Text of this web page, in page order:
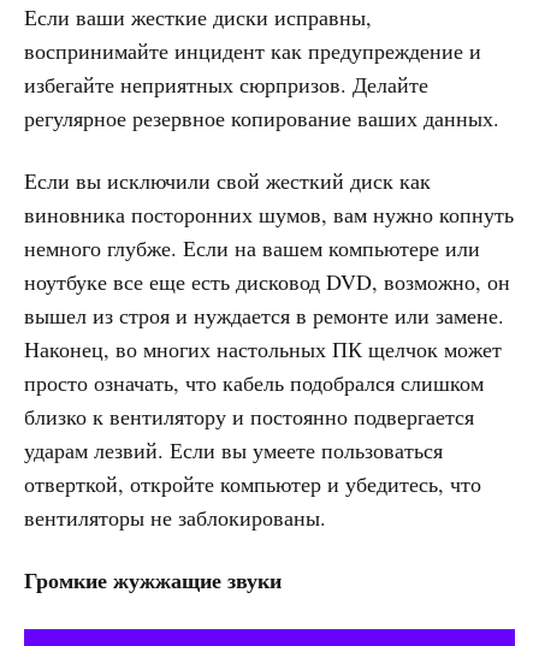
Если ваши жесткие диски исправны,
воспринимайте инцидент как предупреждение и
избегайте неприятных сюрпризов. Делайте
регулярное резервное копирование ваших данных.
Если вы исключили свой жесткий диск как
виновника посторонних шумов, вам нужно копнуть
немного глубже. Если на вашем компьютере или
ноутбуке все еще есть дисковод DVD, возможно, он
вышел из строя и нуждается в ремонте или замене.
Наконец, во многих настольных ПК щелчок может
просто означать, что кабель подобрался слишком
близко к вентилятору и постоянно подвергается
ударам лезвий. Если вы умеете пользоваться
отверткой, откройте компьютер и убедитесь, что
вентиляторы не заблокированы.
Громкие жужжащие звуки